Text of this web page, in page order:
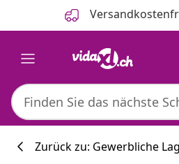
Zurück zu: Gewerbliche